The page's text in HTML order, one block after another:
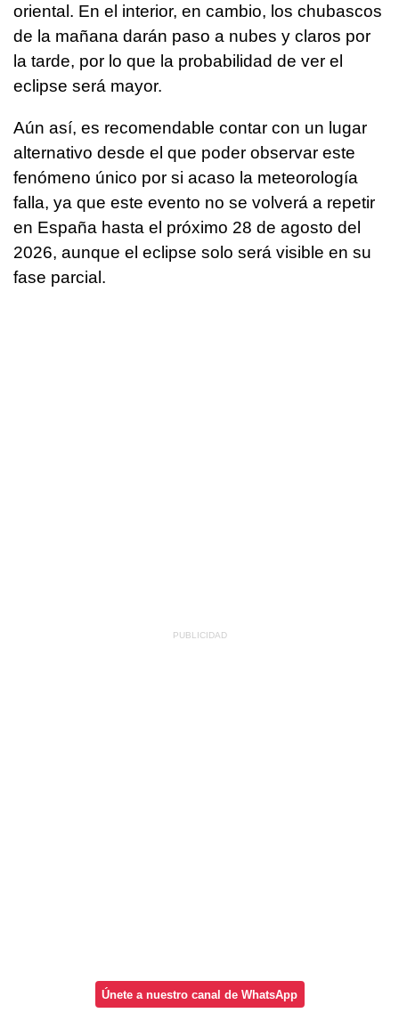
oriental. En el interior, en cambio, los chubascos
de la mañana darán paso a nubes y claros por
la tarde, por lo que la probabilidad de ver el
eclipse será mayor.
Aún así, es recomendable contar con un lugar
alternativo desde el que poder observar este
fenómeno único por si acaso la meteorología
falla, ya que este evento no se volverá a repetir
en España hasta el próximo 28 de agosto del
2026, aunque el eclipse solo será visible en su
fase parcial.
Únete a nuestro canal de WhatsApp